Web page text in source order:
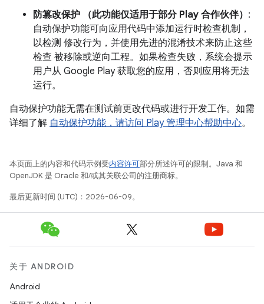
防篡改保护
（此功能仅适用于部分 Play 合作伙伴） :
自动保护功能可向应用代码中添加运行时检查机制，
以检测 修改行为，并使用先进的混淆技术来防止这些
检查 被移除或逆向工程。如果检查失败，系统会提示
用户从 Google Play 获取您的应用，否则应用将无法
运行。
自动保护功能无需在测试前更改代码或进行开发工作。如需
详细了解 自动保护功能，请访问 Play 管理中心帮助中心。
本页面上的内容和代码示例受内容许可部分所述许可的限制。Java 和
OpenJDK 是 Oracle 和/或其关联公司的注册商标。
最后更新时间 (UTC)：2026-06-09。
关于 ANDROID
Android